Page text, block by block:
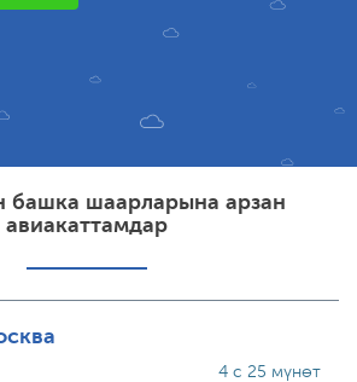
башка шаарларына арзан
авиакаттамдар
4 с 25 мүнөт